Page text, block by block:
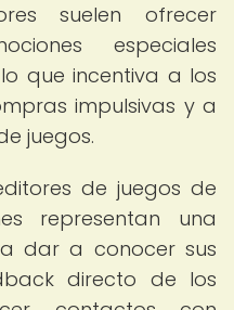
suelen ofrecer
especiales
que incentiva a los
impulsivas y a
juegos.
de juegos de
representan una
dar a conocer sus
directo de los